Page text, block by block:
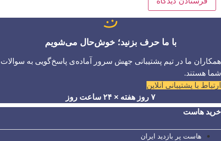
با ما حرف بزنید؛ خوش‌حال می‌شویم
همکاران ما در تیم پشتیبانی جهش سرور آماده‌ی پاسخ‌گویی به سوالات
شما هستند.
ارتباط با پشتیبانی آنلاین
۷ روز هفته × ۲۴ ساعت روز
خرید هاست
هاست پر بازدید ایران